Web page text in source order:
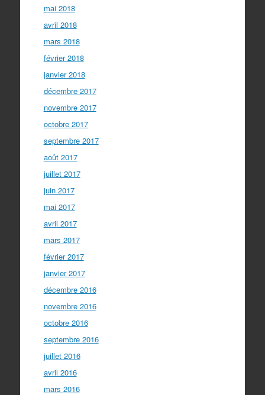
mai 2018
avril 2018
mars 2018
février 2018
janvier 2018
décembre 2017
novembre 2017
octobre 2017
septembre 2017
août 2017
juillet 2017
juin 2017
mai 2017
avril 2017
mars 2017
février 2017
janvier 2017
décembre 2016
novembre 2016
octobre 2016
septembre 2016
juillet 2016
avril 2016
mars 2016